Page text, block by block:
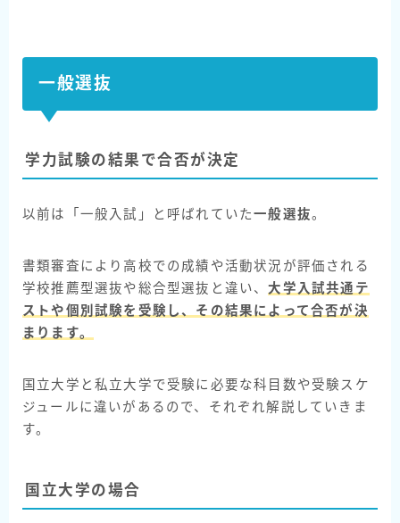
一般選抜
学力試験の結果で合否が決定
以前は「一般入試」と呼ばれていた一般選抜。
書類審査により高校での成績や活動状況が評価される
学校推薦型選抜や総合型選抜と違い、大学入試共通テ
ストや個別試験を受験し、その結果によって合否が決
まります。
国立大学と私立大学で受験に必要な科目数や受験スケ
ジュールに違いがあるので、それぞれ解説していきま
す。
国立大学の場合